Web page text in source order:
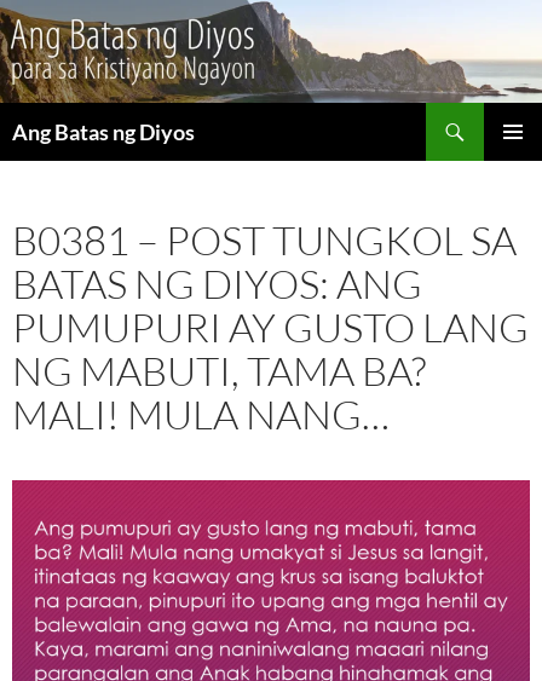
Ang Batas ng Diyos
B0381 – POST TUNGKOL SA
BATAS NG DIYOS: ANG
PUMUPURI AY GUSTO LANG
NG MABUTI, TAMA BA?
MALI! MULA NANG…